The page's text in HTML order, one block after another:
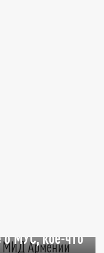
о МУС, кое-что